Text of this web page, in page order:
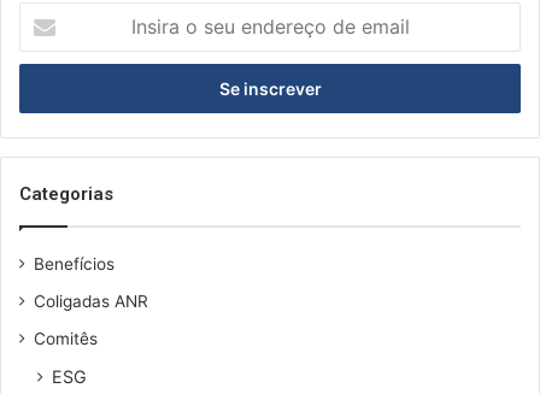
a
a
n
t
i
a
a
o
j
e
P
s
r
a
s
e
n
e
Categorias
Benefícios
Coligadas ANR
Comitês
ESG